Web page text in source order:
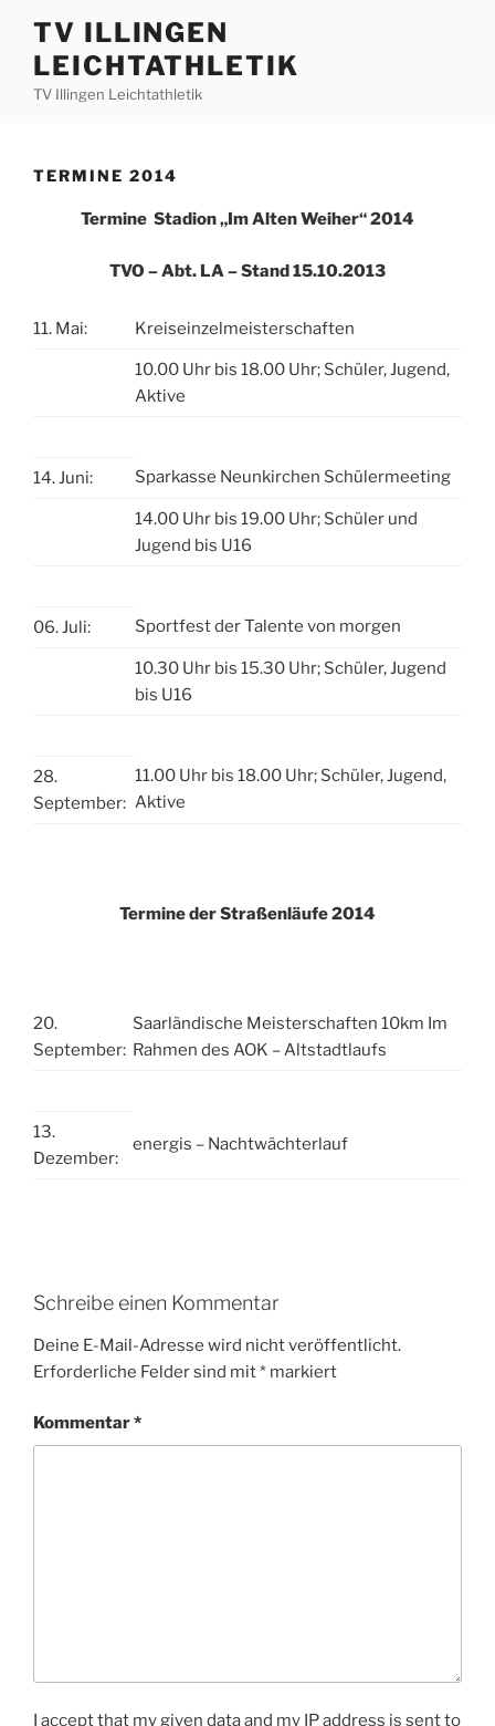
Inhalt
springen
TV ILLINGEN
LEICHTATHLETIK
TV Illingen Leichtathletik
TERMINE 2014
Termine Stadion „Im Alten Weiher“ 2014
TVO – Abt. LA – Stand 15.10.2013
11. Mai: Kreiseinzelmeisterschaften
10.00 Uhr bis 18.00 Uhr; Schüler, Jugend,
Aktive
14. Juni: Sparkasse Neunkirchen Schülermeeting
14.00 Uhr bis 19.00 Uhr; Schüler und
Jugend bis U16
06. Juli: Sportfest der Talente von morgen
10.30 Uhr bis 15.30 Uhr; Schüler, Jugend
bis U16
28.
September:
11.00 Uhr bis 18.00 Uhr; Schüler, Jugend,
Aktive
Termine der Straßenläufe 2014
20.
September:
Saarländische Meisterschaften 10km Im
Rahmen des AOK – Altstadtlaufs
13.
Dezember:
energis – Nachtwächterlauf
Schreibe einen Kommentar
Deine E-Mail-Adresse wird nicht veröffentlicht.
Erforderliche Felder sind mit* markiert
Kommentar*
I accept that my given data and my IP address is sent to